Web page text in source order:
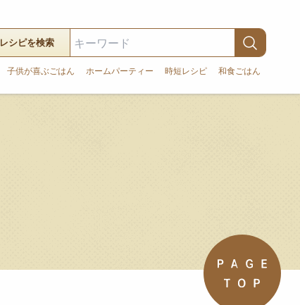
レシピを検索
子供が喜ぶごはん ホームパーティー 時短レシピ 和食ごはん